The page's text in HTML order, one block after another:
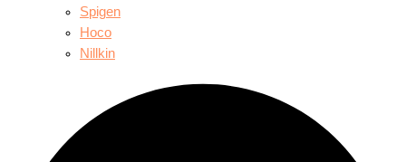
Spigen
Hoco
Nillkin